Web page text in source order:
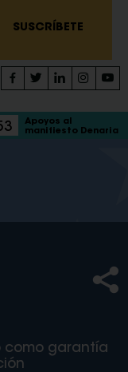
SUSCRÍBETE
Apoyos al
manifiesto Denaria
como garantía